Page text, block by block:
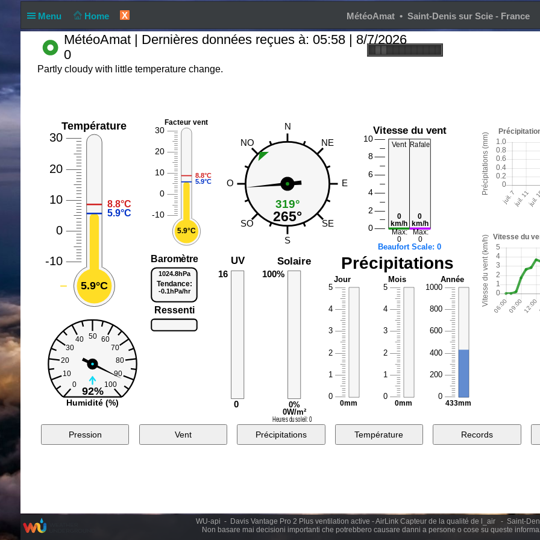
Menu Home X MétéoAmat • Saint-Denis sur Scie - France
WU-api - Davis Vantage Pro 2 Plus ventilation active - AirLink Capteur de la qualité de l_air - Saint-
Non basare mai decisioni importanti che potrebbero causare danni a persone o cose su queste